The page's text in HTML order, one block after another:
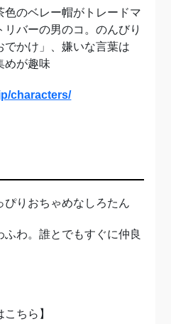
のベレー帽がトレードマ
バーの男のコ。のんびり
でかけ」、嫌いな言葉は
めが趣味
characters/
りおちゃめなしろたん
わ。誰とでもすぐに仲良
ちら】